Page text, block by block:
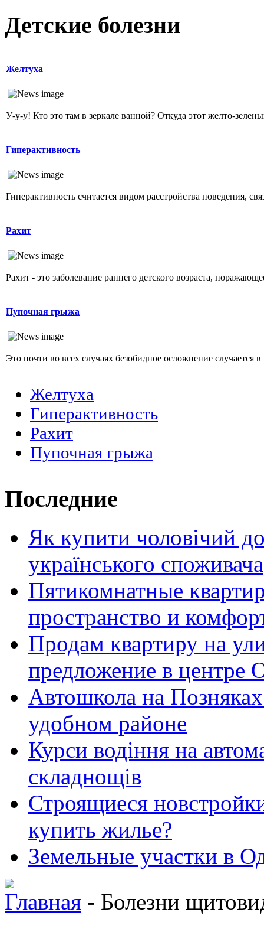
Детские болезни
Желтуха
У-у-у! Кто это там в зеркале ванной? Откуда этот желто-
Гиперактивность
Гиперактивность считается видом расстройства поведения,
Рахит
Рахит - это заболевание раннего детского возраста,
Пупочная грыжа
Это почти во всех случаях безобидное осложнение случается
Желтуха
Гиперактивность
Рахит
Пупочная грыжа
Последние
Як купити чоловічий
українського споживача
Пятикомнатные
пространство и
Продам квартиру на
предложение в центре
Автошкола на
удобном районе
Курси водіння на
складнощів
Строящиеся
купить жилье?
Земельные участки в
Главная - Болезни